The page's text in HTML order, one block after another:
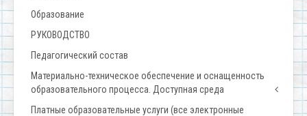
Образование
РУКОВОДСТВО
Педагогический состав
Материально-техническое обеспечение и оснащенность
образовательного процесса. Доступная среда
Платные образовательные услуги (все электронные